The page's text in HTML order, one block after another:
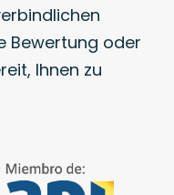
Bewertung oder
Ihnen zu